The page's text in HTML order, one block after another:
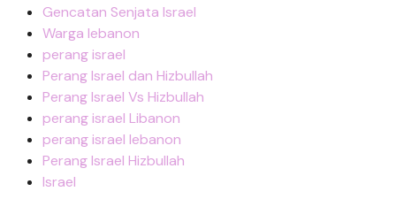
Gencatan Senjata Israel
Warga lebanon
perang israel
Perang Israel dan Hizbullah
Perang Israel Vs Hizbullah
perang israel Libanon
perang israel lebanon
Perang Israel Hizbullah
Israel